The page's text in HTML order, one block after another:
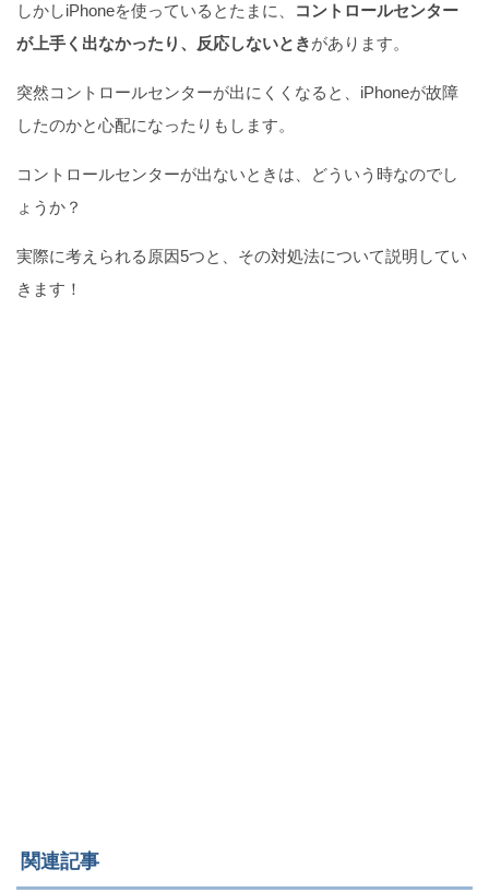
しかしiPhoneを使っているとたまに、
コントロールセンター
が上手く出なかったり、反応しないときがあります。
突然コントロールセンターが出にくくなると、iPhoneが故障
したのかと心配になったりもします。
コントロールセンターが出ないときは、どういう時なのでし
ょうか？
実際に考えられる原因5つと、その対処法について説明してい
きます！
関連記事